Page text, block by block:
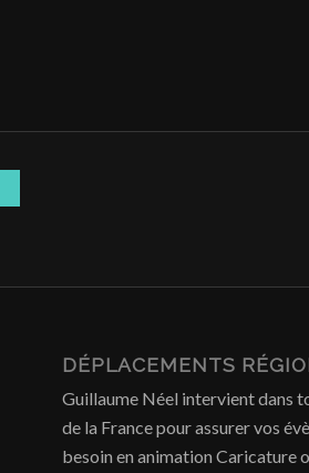
DÉPLACEMENTS
Guillaume Néel intervient dans
de la France pour assurer vos
besoin en animation Caricature